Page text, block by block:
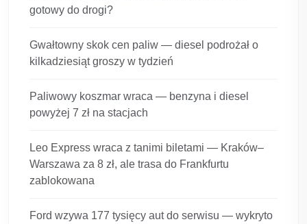
gotowy do drogi?
Gwałtowny skok cen paliw — diesel podrożał o
kilkadziesiąt groszy w tydzień
Paliwowy koszmar wraca — benzyna i diesel
powyżej 7 zł na stacjach
Leo Express wraca z tanimi biletami — Kraków–
Warszawa za 8 zł, ale trasa do Frankfurtu
zablokowana
Ford wzywa 177 tysięcy aut do serwisu — wykryto